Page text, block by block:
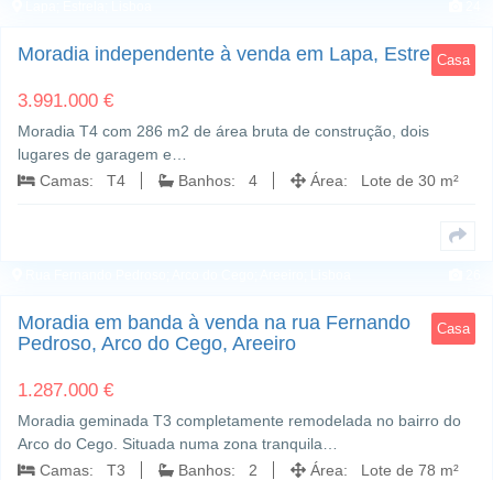
Casa
Moradia independente à venda em Lapa, Estrela
3.991.000 €
Moradia T4 com 286 m2 de área bruta de construção, dois
lugares de garagem e…
Camas: T4
Banhos: 4 Área: Lote de 30 m²
Casa
Moradia em banda à venda na rua Fernando
Pedroso, Arco do Cego, Areeiro
1.287.000 €
Moradia geminada T3 completamente remodelada no bairro do
Arco do Cego. Situada numa zona tranquila…
Camas: T3
Banhos: 2 Área: Lote de 78 m²